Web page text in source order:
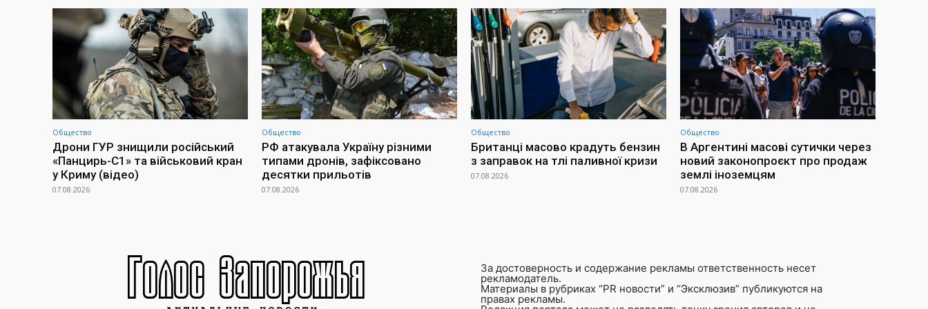
Общество
Дрони ГУР знищили російський
«Панцирь-С1» та військовий кран
у Криму (відео)
07.08.2026
Общество
РФ атакувала Україну різними
типами дронів, зафіксовано
десятки прильотів
07.08.2026
Общество
Британці масово крадуть бензин
з заправок на тлі паливної кризи
07.08.2026
Общество
В Аргентині масові сутички через
новий законопроєкт про продаж
землі іноземцям
07.08.2026
За достоверность и содержание рекламы ответственность несет
рекламодатель.
Материалы в рубриках “PR новости” и “Эксклюзив” публикуются на
правах рекламы.